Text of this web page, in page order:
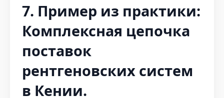
7. Пример из практики:
Комплексная цепочка
поставок
рентгеновских систем
в Кении.